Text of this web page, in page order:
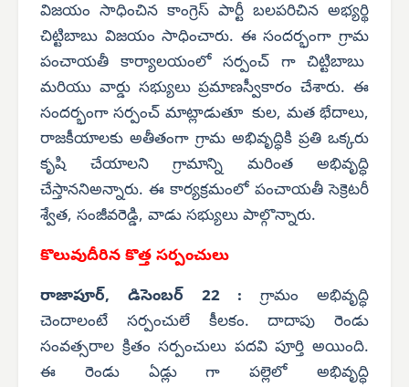
విజయం సాధించిన కాంగ్రెస్ పార్టీ బలపరిచిన అభ్యర్థి
చిట్టిబాబు విజయం సాధించారు. ఈ సందర్భంగా గ్రామ
పంచాయతీ కార్యాలయంలో సర్పంచ్ గా చిట్టిబాబు
మరియు వార్డు సభ్యులు ప్రమాణస్వీకారం చేశారు. ఈ
సందర్భంగా సర్పంచ్ మాట్లాడుతూ కుల, మత భేదాలు,
రాజకీయాలకు అతీతంగా గ్రామ అభివృద్ధికి ప్రతి ఒక్కరు
కృషి చేయాలని గ్రామాన్ని మరింత అభివృద్ధి
చేస్తాననిఅన్నారు. ఈ కార్యక్రమంలో పంచాయతీ సెక్రెటరీ
శ్వేత, సంజీవరెడ్డి, వాడు సభ్యులు పాల్గొన్నారు.
కొలువుదీరిన కొత్త సర్పంచులు
రాజాపూర్, డిసెంబర్ 22 :గ్రామం అభివృద్ధి
చెందాలంటే సర్పంచులే కీలకం. దాదాపు రెండు
సంవత్సరాల క్రితం సర్పంచులు పదవి పూర్తి అయింది.
ఈ రెండు ఏడ్లు గా పల్లెలో అభివృద్ధి